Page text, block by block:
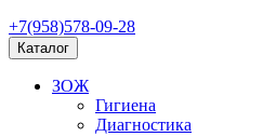
+7(958)578-09-28
Каталог
ЗОЖ
Гигиена
Диагностика